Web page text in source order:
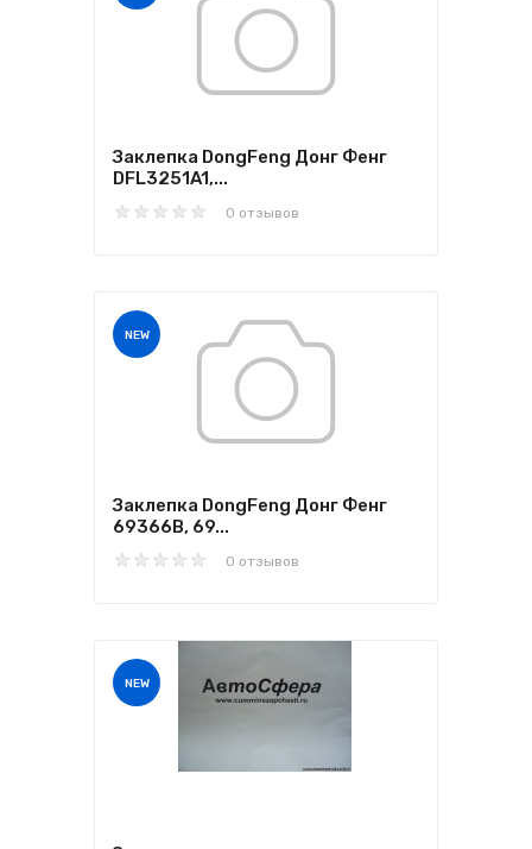
Заклепка DongFeng Донг Фенг
DFL3251A1,...
0 отзывов
NEW
Заклепка DongFeng Донг Фенг
69366B, 69...
0 отзывов
NEW